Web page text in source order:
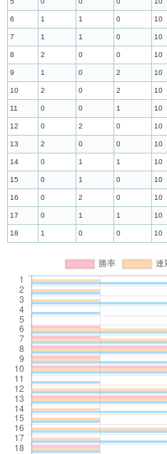
6 1 1 0 10
7 1 1 0 10
8 2 0 0 10
9 1 0 2 10
10 2 0 2 10
11 0 0 1 10
12 0 2 0 10
13 2 0 0 10
14 0 1 1 10
15 0 1 0 10
16 0 2 0 10
17 0 1 1 10
18 1 0 0 10